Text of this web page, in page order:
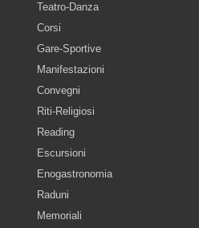
Teatro-Danza
Corsi
Gare-Sportive
Manifestazioni
Convegni
Riti-Religiosi
Reading
Escursioni
Enogastronomia
Raduni
Memoriali